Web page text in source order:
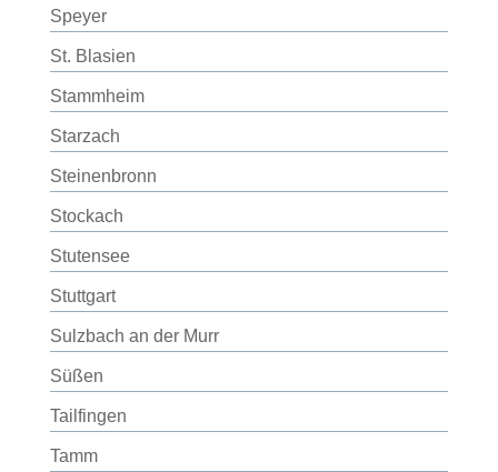
Speyer
St. Blasien
Stammheim
Starzach
Steinenbronn
Stockach
Stutensee
Stuttgart
Sulzbach an der Murr
Süßen
Tailfingen
Tamm